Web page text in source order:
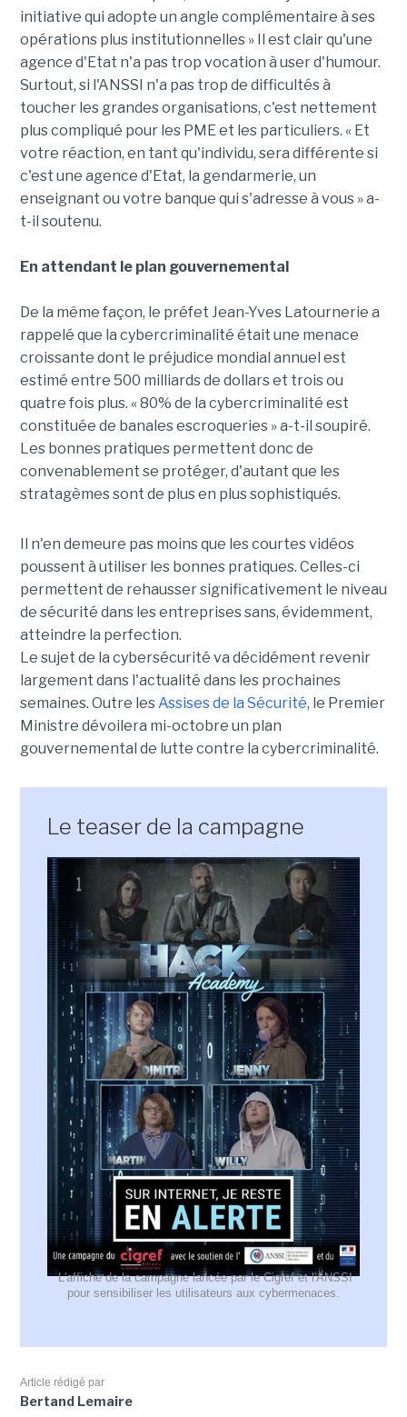
initiative qui adopte un angle complémentaire à ses
opérations plus institutionnelles » Il est clair qu'une
agence d'Etat n'a pas trop vocation à user d'humour.
Surtout, si l'ANSSI n'a pas trop de difficultés à
toucher les grandes organisations, c'est nettement
plus compliqué pour les PME et les particuliers. « Et
votre réaction, en tant qu'individu, sera différente si
c'est une agence d'Etat, la gendarmerie, un
enseignant ou votre banque qui s'adresse à vous » a-
t-il soutenu.
En attendant le plan gouvernemental
De la même façon, le préfet Jean-Yves Latournerie a
rappelé que la cybercriminalité était une menace
croissante dont le préjudice mondial annuel est
estimé entre 500 milliards de dollars et trois ou
quatre fois plus. « 80% de la cybercriminalité est
constituée de banales escroqueries » a-t-il soupiré.
Les bonnes pratiques permettent donc de
convenablement se protéger, d'autant que les
stratagèmes sont de plus en plus sophistiqués.
Il n'en demeure pas moins que les courtes vidéos
poussent à utiliser les bonnes pratiques. Celles-ci
permettent de rehausser significativement le niveau
de sécurité dans les entreprises sans, évidemment,
atteindre la perfection.
Le sujet de la cybersécurité va décidément revenir
largement dans l'actualité dans les prochaines
semaines. Outre lesAssises de la Sécurité, le Premier
Ministre dévoilera mi-octobre un plan
gouvernemental de lutte contre la cybercriminalité.
Le teaser de la campagne
L'affiche de la campagne lancée par le Cigref et l'ANSSI
pour sensibiliser les utilisateurs aux cybermenaces.
Article rédigé par
Bertand Lemaire